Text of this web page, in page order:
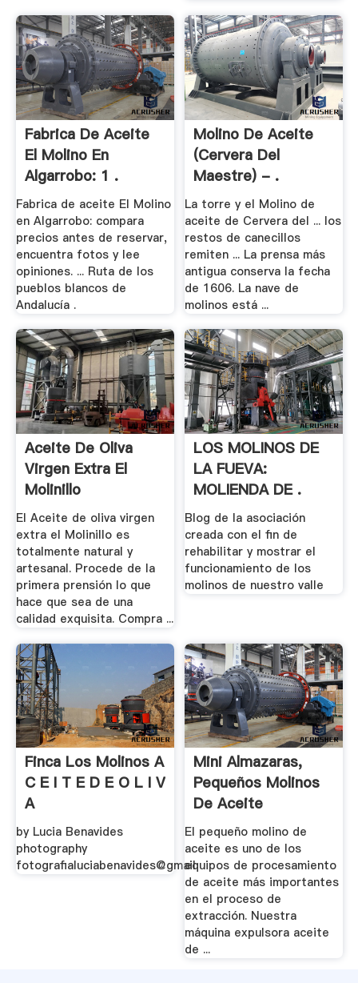
Fabrica De Aceite
El Molino En
Algarrobo: 1 .
Fabrica de aceite El Molino
en Algarrobo: compara
precios antes de reservar,
encuentra fotos y lee
opiniones. ... Ruta de los
pueblos blancos de
Andalucía .
Molino De Aceite
(Cervera Del
Maestre) - .
La torre y el Molino de
aceite de Cervera del ... los
restos de canecillos
remiten ... La prensa más
antigua conserva la fecha
de 1606. La nave de
molinos está ...
Aceite De Oliva
Virgen Extra El
Molinillo
El Aceite de oliva virgen
extra el Molinillo es
totalmente natural y
artesanal. Procede de la
primera prensión lo que
hace que sea de una
calidad exquisita. Compra ...
LOS MOLINOS DE
LA FUEVA:
MOLIENDA DE .
Blog de la asociación
creada con el fin de
rehabilitar y mostrar el
funcionamiento de los
molinos de nuestro valle
Finca Los Molinos A
C E I T E D E O L I V
A
by Lucia Benavides
photography
fotografialuciabenavides@gmail
Mini Almazaras,
Pequeños Molinos
De Aceite
El pequeño molino de
aceite es uno de los
equipos de procesamiento
de aceite más importantes
en el proceso de
extracción. Nuestra
máquina expulsora aceite
de ...